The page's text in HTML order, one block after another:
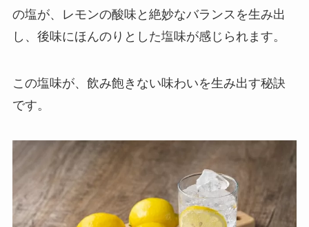
の塩が、レモンの酸味と絶妙なバランスを生み出
し、後味にほんのりとした塩味が感じられます。
この塩味が、飲み飽きない味わいを生み出す秘訣
です。